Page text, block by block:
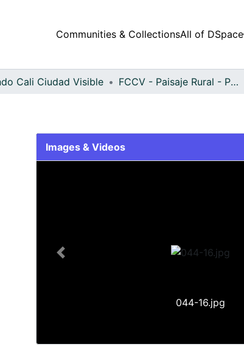
Communities & CollectionsAll of DSpace
Cali Ciudad Visible FCCV - Paisaje Rural - Patrimonial
Images & Videos
044-16.jpg
Previous